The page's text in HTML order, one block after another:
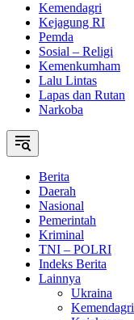
Kemendagri
Kejagung RI
Pemda
Sosial – Religi
Kemenkumham
Lalu Lintas
Lapas dan Rutan
Narkoba
Berita
Daerah
Nasional
Pemerintah
Kriminal
TNI – POLRI
Indeks Berita
Lainnya
Ukraina
Kemendagri